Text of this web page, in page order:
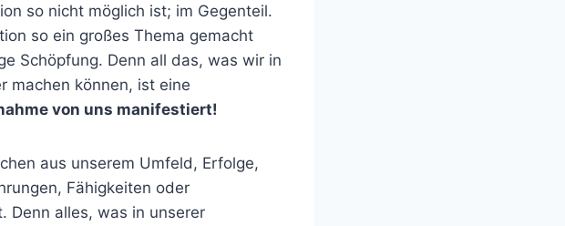
so nicht möglich ist; im Gegenteil.
so ein großes Thema gemacht
Schöpfung. Denn all das, was wir in
machen können, ist eine
von uns manifestiert!
aus unserem Umfeld, Erfolge,
Fähigkeiten oder
Denn alles, was in unserer